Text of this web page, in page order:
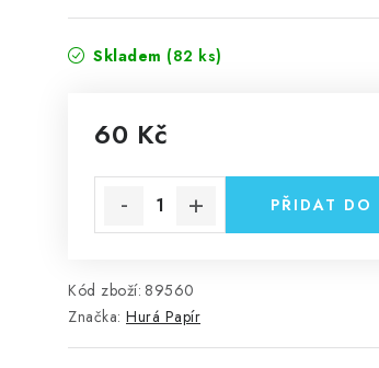
Skladem (82 ks)
60 Kč
PŘIDAT DO
Kód zboží: 89560
Značka: Hurá Papír